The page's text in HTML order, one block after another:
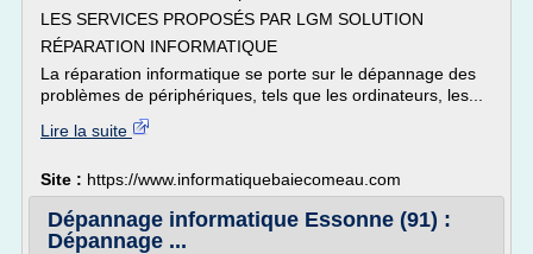
LES SERVICES PROPOSÉS PAR LGM SOLUTION
RÉPARATION INFORMATIQUE
La réparation informatique se porte sur le dépannage des
problèmes de périphériques, tels que les ordinateurs, les...
Lire la suite
Site : https://www.informatiquebaiecomeau.com
Dépannage informatique Essonne (91) :
Dépannage ...